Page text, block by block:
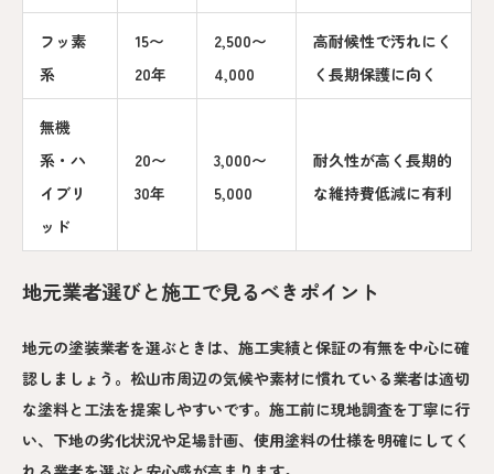
フッ素
系
15〜
20年
2,500〜
4,000
高耐候性で汚れにく
く長期保護に向く
無機
系・ハ
イブリ
ッド
20〜
30年
3,000〜
5,000
耐久性が高く長期的
な維持費低減に有利
地元業者選びと施工で見るべきポイント
地元の塗装業者を選ぶときは、施工実績と保証の有無を中心に確
認しましょう。松山市周辺の気候や素材に慣れている業者は適切
な塗料と工法を提案しやすいです。施工前に現地調査を丁寧に行
い、下地の劣化状況や足場計画、使用塗料の仕様を明確にしてく